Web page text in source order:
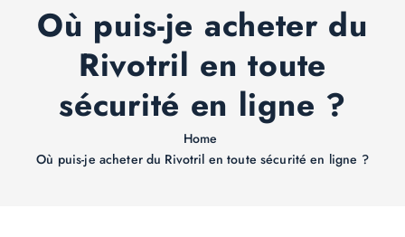
Où puis-je acheter du
Rivotril en toute
sécurité en ligne ?
Home
Où puis-je acheter du Rivotril en toute sécurité en ligne ?